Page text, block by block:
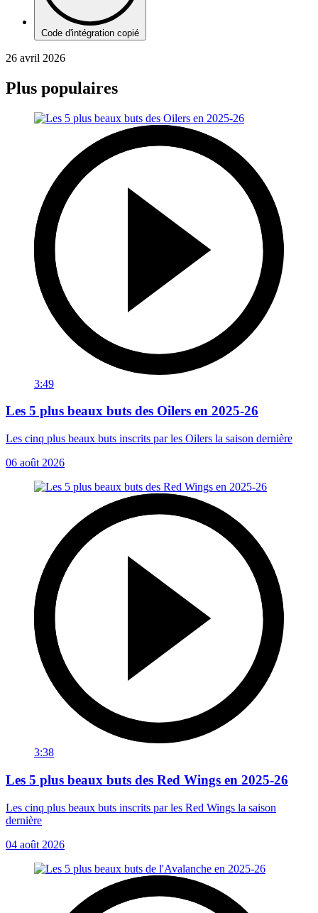
Code d'intégration copié
26 avril 2026
Plus populaires
3:49
Les 5 plus beaux buts des Oilers en 2025-26
Les cinq plus beaux buts inscrits par les Oilers la saison dernière
06 août 2026
3:38
Les 5 plus beaux buts des Red Wings en 2025-26
Les cinq plus beaux buts inscrits par les Red Wings la saison
dernière
04 août 2026